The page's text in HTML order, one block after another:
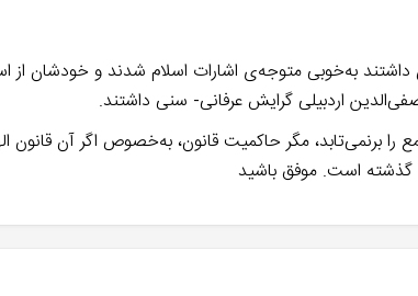
داشتند به‌خوبی متوجه‌ی اشارات اسلام شدند و خودشان
صفی‌الدین اردبیلی گرایش عرفانی- سنی داشتند.
برنمی‌تابد، مگر حاکمیت قانون، به‌خصوص اگر آن
گذشته است. موفق باشید